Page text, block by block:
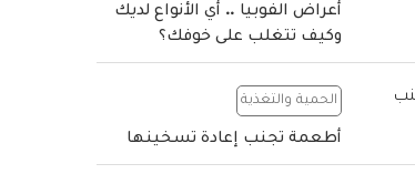
أعراض الفوبيا .. أي الأنواع لديك
وكيف تتغلب على خوفك؟
الحمية والتغذية
أطعمة تجنب إعادة تسخينها